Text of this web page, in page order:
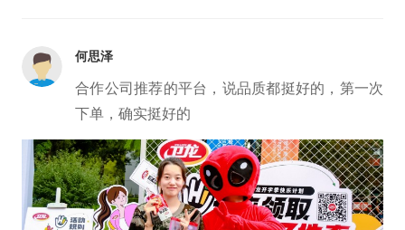
何思泽
合作公司推荐的平台，说品质都挺好的，第一次
下单，确实挺好的